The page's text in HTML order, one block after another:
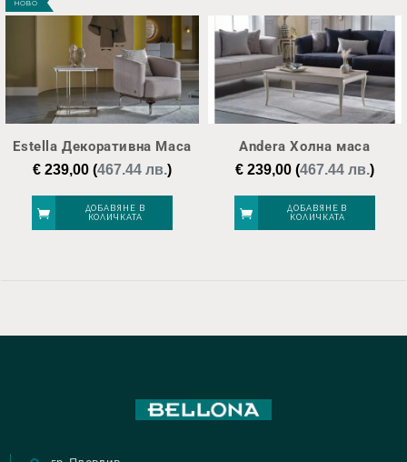
НОВО
Estella Декоративна Маса
€ 239,00 (467.44 лв.)
ДОБАВЯНЕ В
КОЛИЧКАТА
Andera Холна маса
€239,00(467.44 лв.)
ДОБАВЯНЕ В
КОЛИЧКАТА